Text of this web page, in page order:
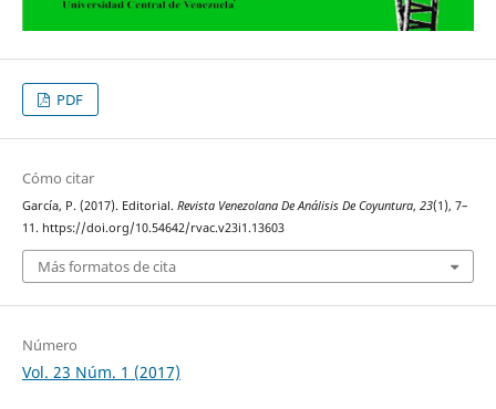
PDF
Cómo citar
García, P. (2017). Editorial. Revista Venezolana De Análisis De Coyuntura, 23(1), 7–
11. https://doi.org/10.54642/rvac.v23i1.13603
Más formatos de cita
Número
Vol. 23 Núm. 1 (2017)